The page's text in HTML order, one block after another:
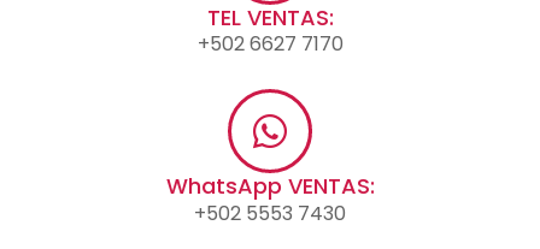
TEL VENTAS:
+502 6627 7170
WhatsApp VENTAS:
+502 5553 7430